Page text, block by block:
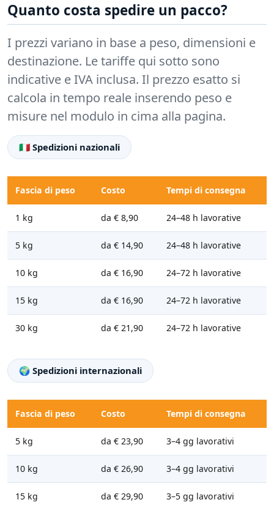
Quanto costa spedire un pacco?
I prezzi variano in base a peso, dimensioni e
destinazione. Le tariffe qui sotto sono
indicative e IVA inclusa. Il prezzo esatto si
calcola in tempo reale inserendo peso e
misure nel modulo in cima alla pagina.
🇮🇹 Spedizioni nazionali
Fascia di peso Costo Tempi di consegna
1 kg da € 8,90 24–48 h lavorative
5 kg da € 14,90 24–48 h lavorative
10 kg da € 16,90 24–72 h lavorative
15 kg da € 16,90 24–72 h lavorative
30 kg da € 21,90 24–72 h lavorative
🌍 Spedizioni internazionali
Fascia di peso Costo Tempi di consegna
5 kg da € 23,90 3–4 gg lavorativi
10 kg da € 26,90 3–4 gg lavorativi
15 kg da € 29,90 3–5 gg lavorativi